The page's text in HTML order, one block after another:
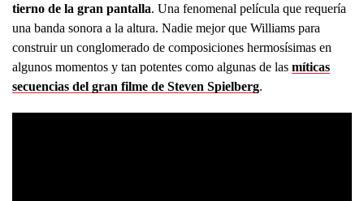
tierno de la gran pantalla. Una fenomenal película que requería
una banda sonora a la altura. Nadie mejor que Williams para
construir un conglomerado de composiciones hermosísimas en
algunos momentos y tan potentes como algunas de las míticas
secuencias del gran filme de Steven Spielberg.